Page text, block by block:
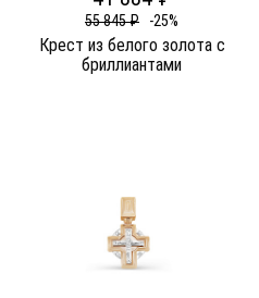
55 845 ₽ -25%
Крест из белого золота c
бриллиантами